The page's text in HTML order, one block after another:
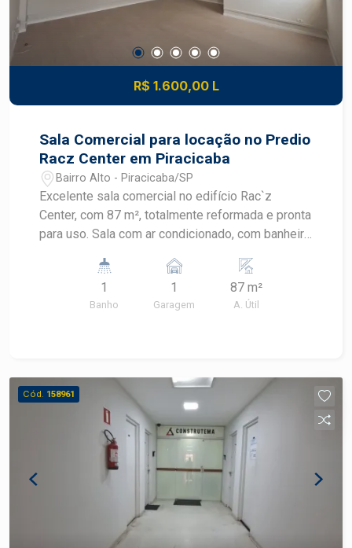
R$ 1.600,00 L
Sala Comercial para locação no Predio
Racz Center em Piracicaba
Bairro Alto - Piracicaba/SP
Excelente sala comercial no edifício Rac`z
Center, com 87 m², totalmente reformada e pronta
para uso. Sala com ar condicionado, com banheiro
praticidade para o seu negócio. Uma excelente
oportunidade para instalar sua empresa ou
investir em um imóvel comercial de qualidade.
1
Banho
1
Garagem
87 m²
A. Útil
Cód. 158961